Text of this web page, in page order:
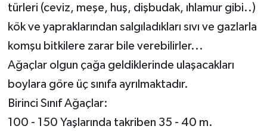
türleri (ceviz, meşe, huş, dişbudak, ıhlamur gibi..)
kök ve yapraklarından salgıladıkları sıvı ve gazlarla
komşu bitkilere zarar bile verebilirler...
Ağaçlar olgun çağa geldiklerinde ulaşacakları
boylara göre üç sınıfa ayrılmaktadır.
Birinci Sınıf Ağaçlar:
100 - 150 Yaşlarında takriben 35 - 40 m.